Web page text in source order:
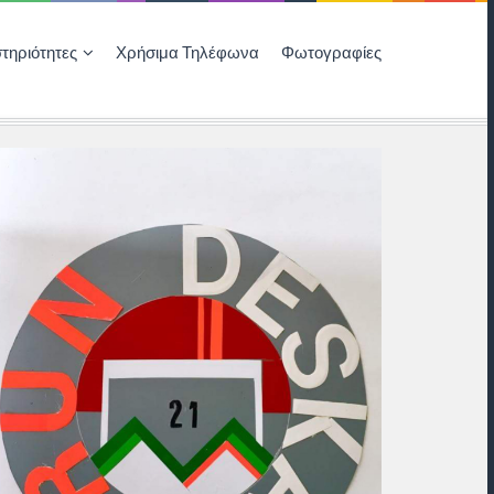
Χρήσιμα Τηλέφωνα Φωτογραφίες